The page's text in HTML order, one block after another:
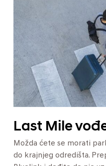
Last Mile
Možda ćete se morati
do krajnjeg odredišta.